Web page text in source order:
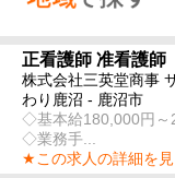
正看護師 准看護師
株式会社三英堂商事
わり鹿沼 - 鹿沼市
◇基本給180,000円～
◇業務手...
★この求人の詳細を